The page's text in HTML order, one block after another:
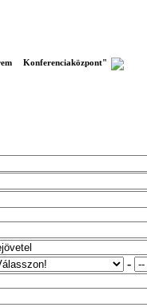
Konferenciaközpont"
-